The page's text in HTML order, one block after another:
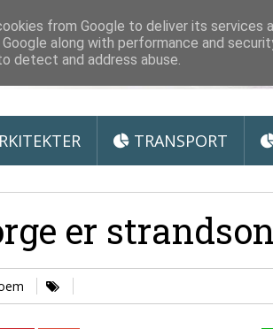
&
TRANSPORT
er
from Google to deliver its services
along with performance and
detect and address abuse.